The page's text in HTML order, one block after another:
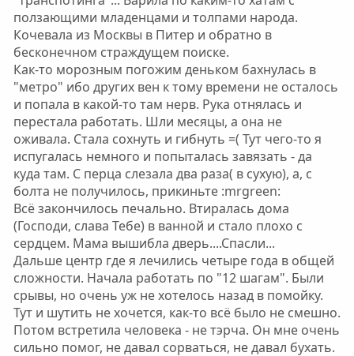
ползающими младенцами и толпами народа.
Кочевала из Москвы в Питер и обратно в
бесконечном страждущем поиске.
Как-то морозным погожим деньком бахнулась в
"метро" ибо других вен к тому времени не осталось
и попала в какой-то там нерв. Рука отнялась и
перестала работать. Шли месяцы, а она не
оживала. Стала сохнуть и гибнуть =( Тут чего-то я
испугалась немного и попыталась завязать - да
куда там. С перца слезала два раза( в сухую), а, с
болта не получилось, прикиньте :mrgreen:
Всё закончилось печально. Втиралась дома
(Господи, слава Тебе) в ванной и стало плохо с
сердцем. Мама вышибла дверь....Спасли...
Дальше центр где я лечились четыре года в общей
сложности. Начала работать по "12 шагам". Были
срывы, но очень уж не хотелось назад в помойку.
Тут и шутить не хочется, как-то всё было не смешно.
Потом встретила человека - не тэрча. Он мне очень
сильно помог, не давал сорваться, не давал бухать.